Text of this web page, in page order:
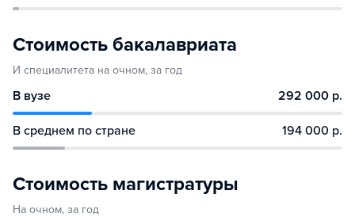
Стоимость бакалавриата
И специалитета на очном, за год
В вузе 292 000 р.
В среднем по стране 194 000 р.
Стоимость магистратуры
На очном, за год